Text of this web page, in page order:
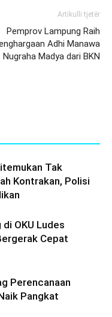
Artikulli tjetër
Pemprov Lampung Raih
Adhi Manawa
Nugraha Madya dari BKN
Tak
Kontrakan, Polisi
di OKU Ludes
Cepat
Perencanaan
Pangkat